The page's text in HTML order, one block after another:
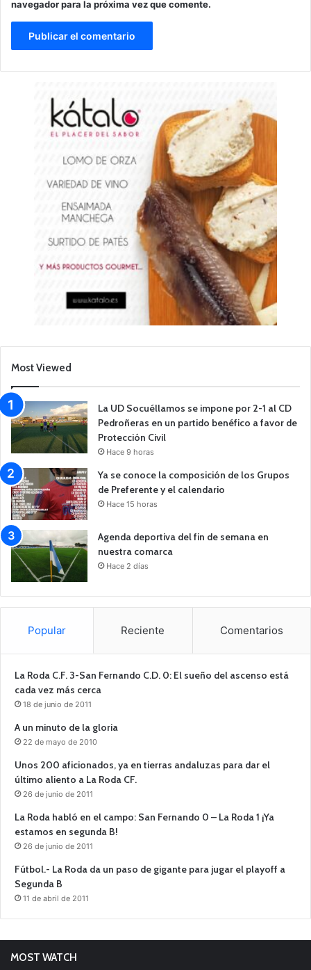
navegador para la próxima vez que comente.
Most Viewed
La UD Socuéllamos se impone por 2-1 al CD
Pedroñeras en un partido benéfico a favor de
Protección Civil
Hace 9 horas
Ya se conoce la composición de los Grupos
de Preferente y el calendario
Hace 15 horas
Agenda deportiva del fin de semana en
nuestra comarca
Hace 2 días
Popular Reciente Comentarios
La Roda C.F. 3-San Fernando C.D. 0: El sueño del ascenso está
cada vez más cerca
18 de junio de 2011
A un minuto de la gloria
22 de mayo de 2010
Unos 200 aficionados, ya en tierras andaluzas para dar el
último aliento a La Roda CF.
26 de junio de 2011
La Roda habló en el campo: San Fernando 0 – La Roda 1 ¡Ya
estamos en segunda B!
26 de junio de 2011
Fútbol.- La Roda da un paso de gigante para jugar el playoff a
Segunda B
11 de abril de 2011
MOST WATCH